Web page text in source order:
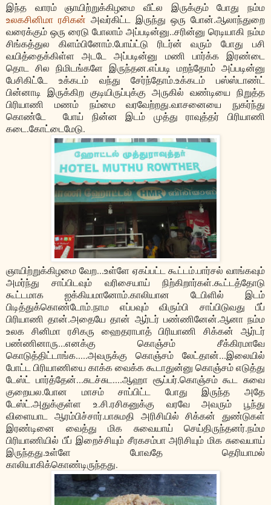
இந்த வாரம் ஞாயிற்றுக்கிழமை வீட்ல இருக்கும் போது நம்ம
உலகசினிமா ரசிகன் அவர்கிட்ட இருந்து ஒரு போன்.ஆலாந்துறை
வரைக்கும் ஒரு ரைடு போலாம் அப்படின்னு..சரின்னு ரெடியாகி நம்ம
சிங்கத்துல கிளம்பினோம்.போய்ட்டு ரிடர்ன் வரும் போது பசி
வயித்தைக்கிள்ள அடடே அப்படின்னு மணி பார்க்க இரண்டை
தொட சில நிமிடங்களே இருந்தன.எப்படி மறந்தோம் அப்படின்னு
பேசிகிட்டே உக்கடம் வந்து சேர்ந்தோம்.உக்கடம் பஸ்ஸ்டாண்ட்
பின்னாடி இருக்கிற குடியிருப்புக்கு அருகில் வண்டியை நிறுத்த
பிரியாணி மணம் நம்மை வரவேற்றது.வாசனையை நுகர்ந்து
கொண்டே போய் நின்ன இடம் முத்து ராவுத்தர் பிரியாணி
கடை.கோட்டைமேடு.
ஞாயிற்றுக்கிழமை வேற...உள்ளே ஏகப்பட்ட கூட்டம்.பார்சல் வாங்கவும்
அமர்ந்து சாப்பிடவும் வரிசையாய் நிற்கிறார்கள்.கூட்டத்தோடு
கூட்டமாக ஐக்கியமானோம்.காலியான டேபிளில் இடம்
பிடித்துக்கொண்டோம்.நாம எப்பவும் விரும்பி சாப்பிடுவது பீப்
பிரியாணி தான்.அதையே தான் ஆர்டர் பண்ணினேன்.ஆனா நம்ம
உலக சினிமா ரசிகரு ஹைதராபாத் பிரியாணி சிக்கன் ஆர்டர்
பண்ணினாரு...எனக்கு கொஞ்சம் சீக்கிரமாவே
கொடுத்திட்டாங்க.....அவருக்கு கொஞ்சம் லேட்தான்...இலையில்
போட்ட பிரியாணியை காக்க வைக்க கூடாதுன்னு கொஞ்சம் எடுத்து
டேஸ்ட் பார்த்தேன்...சுடச்சுட....ஆஹா சூப்பர்.கொஞ்சம் கூட சுவை
குறையல.போன மாசம் சாப்பிட்ட போது இருந்த அதே
டேஸ்ட்.அதுக்குள்ள உ.சி.ரசிகனுக்கு வரவே அவரும் பூந்து
விளையாட ஆரம்பிச்சார்.பாசுமதி அரிசியில் சிக்கன் துண்டுகள்
இரண்டினை வைத்து மிக சுவையாய் செய்திருந்தனர்.நம்ம
பிரியாணியில் பீப் இறைச்சியும் சீரகசம்பா அரிசியும் மிக சுவையாய்
இருந்தது.உள்ளே போவதே தெரியாமல்
காலியாகிக்கொண்டிருந்தது.